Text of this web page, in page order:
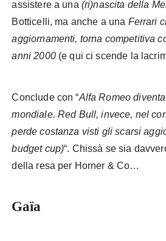
assistere a una (ri)nascita della
Botticelli, ma anche a una Ferrari
aggiornamenti, torna competitiva
anni 2000(e qui ci scende la
Conclude con “Alfa Romeo
mondiale. Red Bull, invece, nel
perde costanza visti gli scarsi
budget cup)“. Chissà se sia
della resa per Horner & Co…
Gaïa